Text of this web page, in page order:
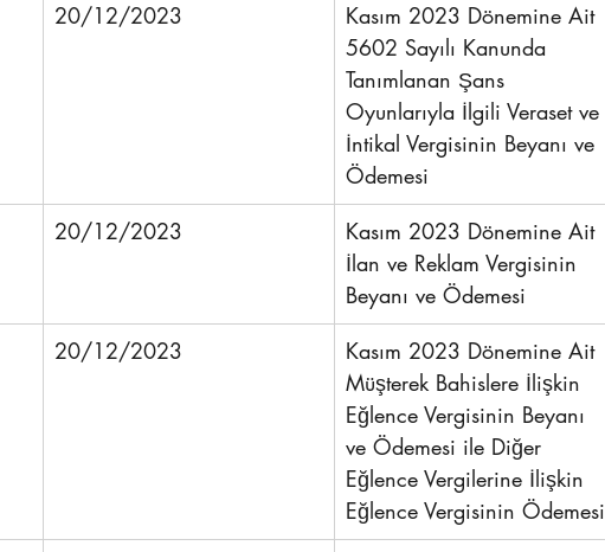
20/12/2023
Kasım 2023 Dönemine Ait
5602 Sayılı Kanunda
Tanımlanan Şans
Oyunlarıyla İlgili Veraset ve
İntikal Vergisinin Beyanı ve
Ödemesi
20/12/2023
Kasım 2023 Dönemine Ait
İlan ve Reklam Vergisinin
Beyanı ve Ödemesi
20/12/2023
Kasım 2023 Dönemine Ait
Müşterek Bahislere İlişkin
Eğlence Vergisinin Beyanı
ve Ödemesi ile Diğer
Eğlence Vergilerine İlişkin
Eğlence Vergisinin Ödemesi